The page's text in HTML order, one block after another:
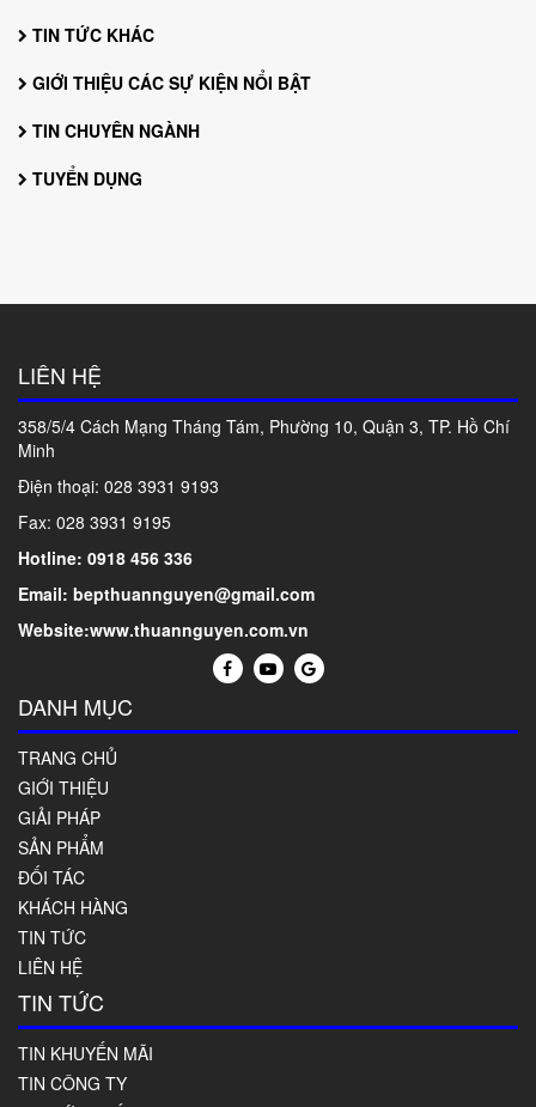
TIN TỨC KHÁC
GIỚI THIỆU CÁC SỰ KIỆN NỔI BẬT
TIN CHUYÊN NGÀNH
TUYỂN DỤNG
LIÊN HỆ
358/5/4 Cách Mạng Tháng Tám, Phường 10, Quận 3, TP. Hồ Chí
Minh
Điện thoại: 028 3931 9193
Fax: 028 3931 9195
Hotline: 0918 456 336
Email: bepthuannguyen@gmail.com
Website:www.thuannguyen.com.vn
DANH MỤC
TRANG CHỦ
GIỚI THIỆU
GIẢI PHÁP
SẢN PHẨM
ĐỐI TÁC
KHÁCH HÀNG
TIN TỨC
LIÊN HỆ
TIN TỨC
TIN KHUYẾN MÃI
TIN CÔNG TY